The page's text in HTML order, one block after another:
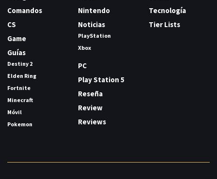
Comandos
CS
Game
Guías
Destiny 2
Elden Ring
Fortnite
Minecraft
Móvil
Pokemon
Nintendo
Noticias
PlayStation
Xbox
PC
Play Station 5
Reseña
Review
Reviews
Tecnología
Tier Lists